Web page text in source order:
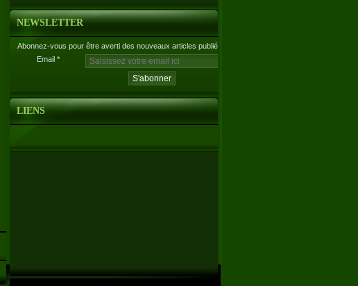
NEWSLETTER
Abonnez-vous pour être averti des nouveaux articles publiés.
Email
LIENS